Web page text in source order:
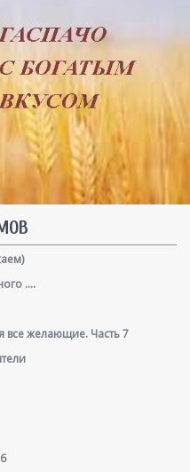
....
все желающие. Часть 7